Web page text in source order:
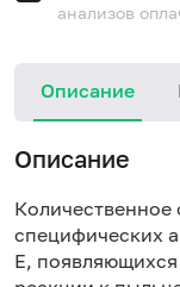
анализов
Описание
Описание
Количественное
специфических
E,